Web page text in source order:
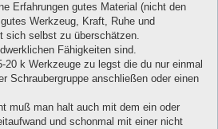
Erfahrungen gutes Material (nicht den
Werkzeug, Kraft, Ruhe und
sich selbst zu überschätzen.
Fähigkeiten sind.
20 k Werkzeuge zu legst die du nur einmal
Schraubergruppe anschließen oder einen
muß man halt auch mit dem ein oder
und schonmal mit einer nicht